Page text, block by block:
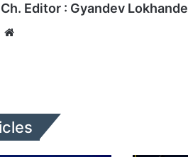
Ch. Editor : Gyandev Lokhande